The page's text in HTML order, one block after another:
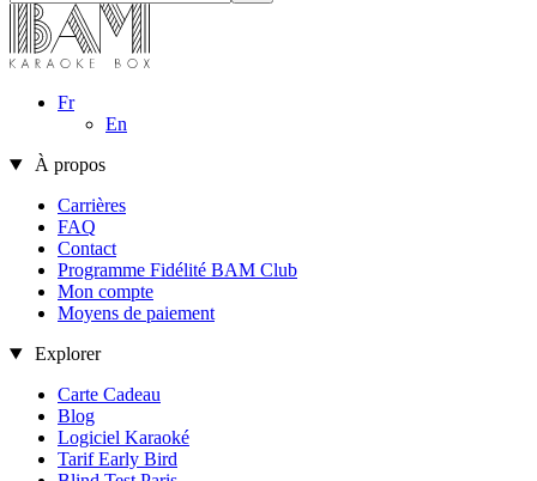
Fr
En
À propos
Carrières
FAQ
Contact
Programme Fidélité BAM Club
Mon compte
Moyens de paiement
Explorer
Carte Cadeau
Blog
Logiciel Karaoké
Tarif Early Bird